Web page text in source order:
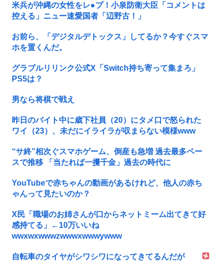
米兵が沖縄の女性をレ●プ！小泉防衛大臣「コメントは
控える」ニュー速愛国者「辺野古！」
お前ら、「デジタルデトックス」してるか？今すぐスマ
ホを置くんだ。
グラブルリリンク公式X「Switch持ち寄って集まろ」
PS5は？
男なら将棋で戦え
昨日のバイト中に歳下社員（20）にタメ口で怒られた
ワイ（23）、未だにイライラが収まらない模様www
“サ終”相次ぐスマホゲーム、倒産も急増 過去最多ペー
スで推移 「当たれば一攫千金」過去の時代に
YouTubeで赤ちゃんの動画があるけれど、他人の赤ち
ゃんって見たいのか？
X民「職場のお姉さんが口からネットミーム出てきて好
感持てる」←10万いいね
wwxwxwwwzwwwxwwwywww
自転車のタイヤがシワシワになってきてるんだが